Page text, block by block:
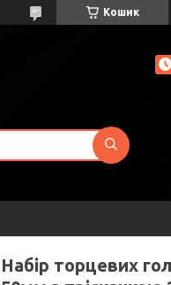
Кошик
Набір торцевих